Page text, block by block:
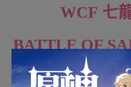
WCF 七
BATTLE OF
一套